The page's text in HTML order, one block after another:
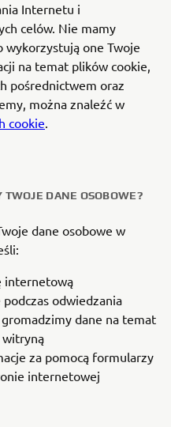
Internetu i
celów. Nie mamy
wykorzystują one Twoje
na temat plików cookie,
pośrednictwem oraz
można znaleźć w
cookie.
TWOJE DANE OSOBOWE?
dane osobowe w
internetową
odwiedzania
dane na temat
witryną
za pomocą formularzy
internetowej